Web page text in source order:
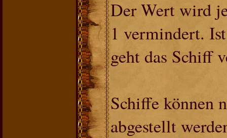
Der Wert wird
1 vermindert.
geht das Schiff
Schiffe können
abgestellt